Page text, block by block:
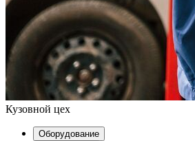
Кузовной цех
Оборудование